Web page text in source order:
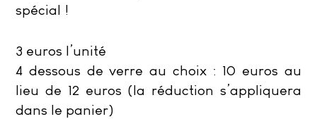
spécial !
3 euros l’unité
4 dessous de verre au choix : 10 euros au
lieu de 12 euros (la réduction s’appliquera
dans le panier)